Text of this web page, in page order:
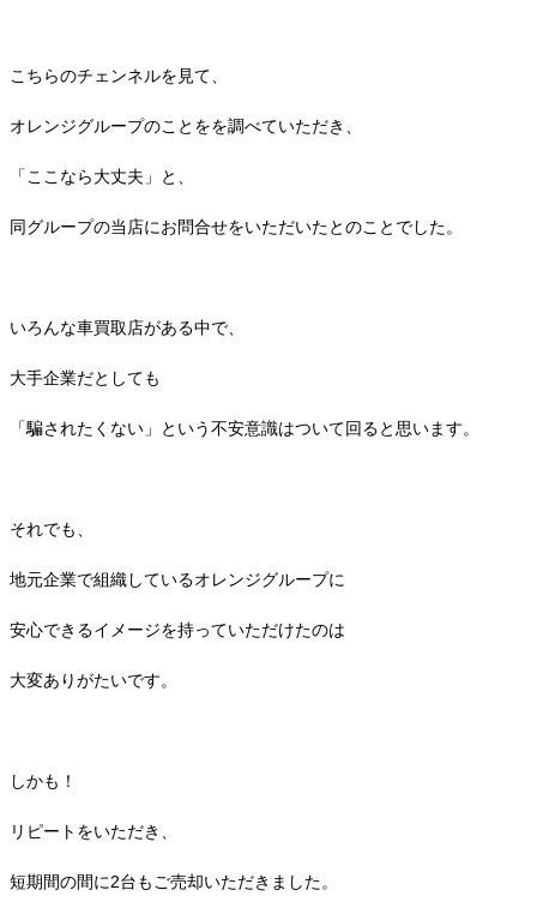
こちらのチェンネルを見て、
オレンジグループのことをを調べていただき、
「ここなら大丈夫」と、
同グループの当店にお問合せをいただいたとのことでした。
いろんな車買取店がある中で、
大手企業だとしても
「騙されたくない」という不安意識はついて回ると思います。
それでも、
地元企業で組織しているオレンジグループに
安心できるイメージを持っていただけたのは
大変ありがたいです。
しかも！
リピートをいただき、
短期間の間に2台もご売却いただきました。